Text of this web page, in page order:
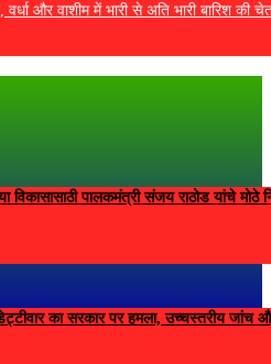
और वाशीम में भारी से अति भारी बारिश की
विकासासाठी पालकमंत्री संजय राठोड यांचे मोठे
का सरकार पर हमला, उच्चस्तरीय जांच